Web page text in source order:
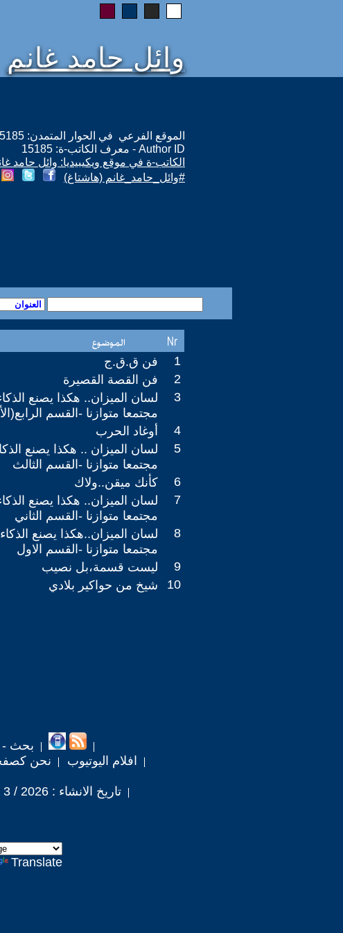
وائل حامد غانم
الموقع الفرعي في الحوار المتمدن: https://www.ahewar.org/m.asp?i=15185
Author ID - معرف الكاتب-ة: 15185
الكاتب-ة في موقع ويكيبيديا: وائل حامد
#وائل_حامد_غانم (هاشتاغ)
فن ق.ق.ج
1
فن القصة القصيرة
2
لسان الميزان.. هكذا يصنع
مجتمعا متوازنا -القسم
3
أوغاد الحرب
4
لسان الميزان .. هكذا يصنع
مجتمعا متوازنا -القسم الثالث
5
كأنك ميقن..ولاك
6
لسان الميزان.. هكذا يصنع
مجتمعا متوازنا -القسم الثاني
7
لسان الميزان..هكذا يصنع
مجتمعا متوازنا -القسم الاول
8
ليست قسمة،بل نصيب
9
شيخ من حواكير بلادي 10
بحث -
افلام اليوتيوب
نحن
تاريخ الانشاء : 2026 / 3 / 24
Translate